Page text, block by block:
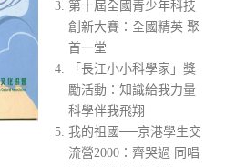
第十屆全國青少年科技
創新大賽：全國精英 聚
首一堂
「長江小小科學家」獎
勵活動：知識給我力量
科學伴我飛翔
我的祖國──京港學生交
流營2000：齊哭過 同唱